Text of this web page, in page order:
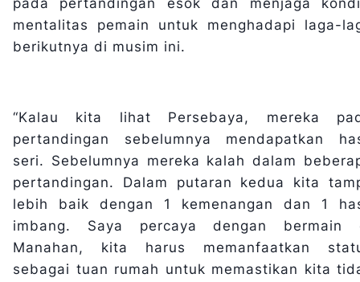
pada pertandingan esok dan menjaga
mentalitas pemain untuk menghadapi laga-
berikutnya di musim ini.
“Kalau kita lihat Persebaya, mereka
pertandingan sebelumnya mendapatkan
seri. Sebelumnya mereka kalah dalam
pertandingan. Dalam putaran kedua kita
lebih baik dengan 1 kemenangan dan 1
imbang. Saya percaya dengan bermain
Manahan, kita harus memanfaatkan
sebagai tuan rumah untuk memastikan kita